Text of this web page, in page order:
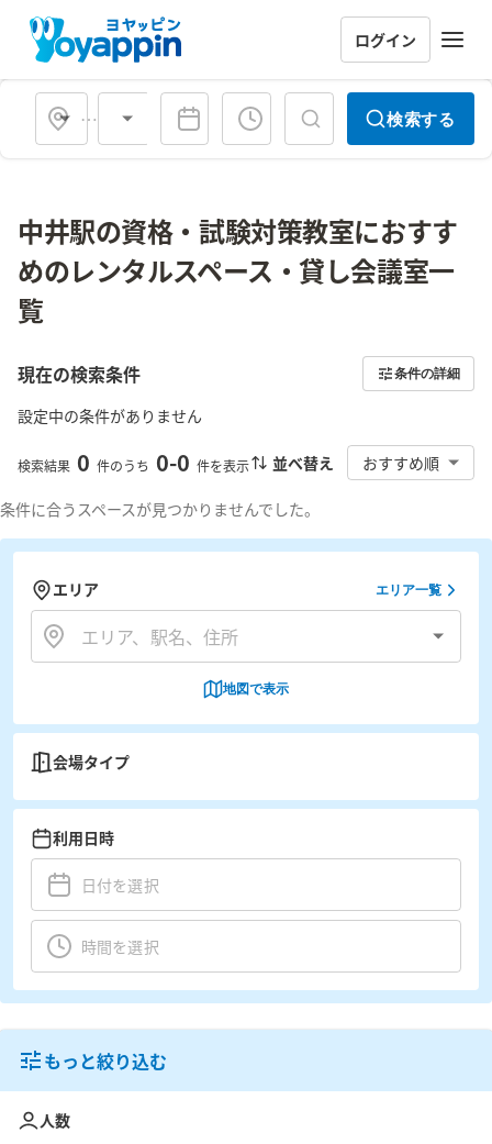
ログイン
会場タイプ 検索する
中井駅の資格・試験対策教室におすす
めのレンタルスペース・貸し会議室一
覧
現在の検索条件 条件の詳細
設定中の条件がありません
検索結果 0 件のうち 0-0 件を表示 並べ替え おすすめ順
条件に合うスペースが見つかりませんでした。
エリア エリア一覧
地図で表示
会場タイプ
利用日時
もっと絞り込む
人数